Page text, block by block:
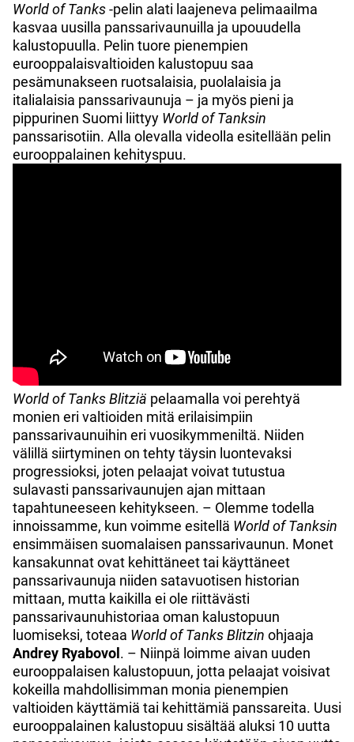
World of Tanks-pelin alati laajeneva pelimaailma
kasvaa uusilla panssarivaunuilla ja upouudella
kalustopuulla. Pelin tuore pienempien
eurooppalaisvaltioiden kalustopuu saa
pesämunakseen ruotsalaisia, puolalaisia ja
italialaisia panssarivaunuja – ja myös pieni ja
pippurinen Suomi liittyy World of Tanksin
panssarisotiin. Alla olevalla videolla esitellään pelin
eurooppalainen kehityspuu.
World of Tanks Blitziä pelaamalla voi perehtyä
monien eri valtioiden mitä erilaisimpiin
panssarivaunuihin eri vuosikymmeniltä. Niiden
välillä siirtyminen on tehty täysin luontevaksi
progressioksi, joten pelaajat voivat tutustua
sulavasti panssarivaunujen ajan mittaan
tapahtuneeseen kehitykseen. – Olemme todella
innoissamme, kun voimme esitellä World of Tanksin
ensimmäisen suomalaisen panssarivaunun. Monet
kansakunnat ovat kehittäneet tai käyttäneet
panssarivaunuja niiden satavuotisen historian
mittaan, mutta kaikilla ei ole riittävästi
panssarivaunuhistoriaa oman kalustopuun
luomiseksi, toteaa World of Tanks Blitzin ohjaaja
Andrey Ryabovol . – Niinpä loimme aivan uuden
eurooppalaisen kalustopuun, jotta pelaajat voisivat
kokeilla mahdollisimman monia pienempien
valtioiden käyttämiä tai kehittämiä panssareita. Uusi
eurooppalainen kalustopuu sisältää aluksi 10 uutta